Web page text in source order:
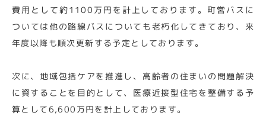
費用として約1100万円を計上しております。町営バスに
ついては他の路線バスについても老朽化してきており、来
年度以降も順次更新する予定としております。
次に、地域包括ケアを推進し、高齢者の住まいの問題解決
に資することを目的として、医療近接型住宅を整備する予
算として6,600万円を計上しております。